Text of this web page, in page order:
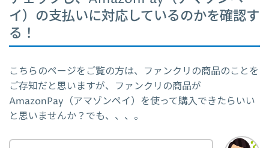
イ）の支払いに対応しているのかを確認す
る！
こちらのページをご覧の方は、ファンクリの商品のことを
ご存知だと思いますが、ファンクリの商品が
AmazonPay（アマゾンペイ）を使って購入できたらいい
と思いませんか？でも、、、。